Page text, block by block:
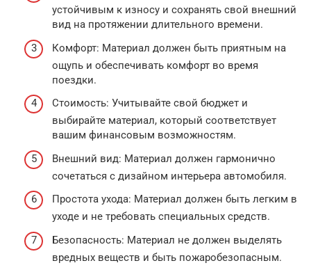
устойчивым к износу и сохранять свой внешний
вид на протяжении длительного времени.
Комфорт: Материал должен быть приятным на
ощупь и обеспечивать комфорт во время
поездки.
Стоимость: Учитывайте свой бюджет и
выбирайте материал, который соответствует
вашим финансовым возможностям.
Внешний вид: Материал должен гармонично
сочетаться с дизайном интерьера автомобиля.
Простота ухода: Материал должен быть легким в
уходе и не требовать специальных средств.
Безопасность: Материал не должен выделять
вредных веществ и быть пожаробезопасным.